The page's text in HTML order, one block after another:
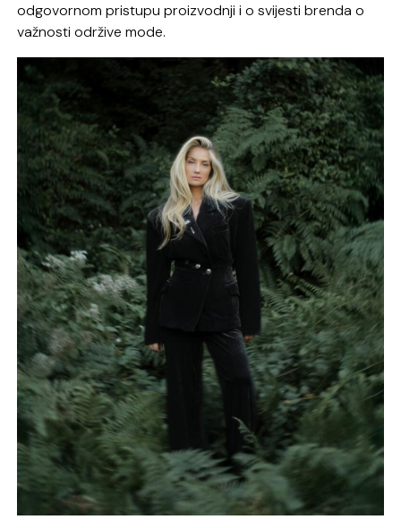
odgovornom pristupu proizvodnji i o svijesti brenda o
važnosti održive mode.